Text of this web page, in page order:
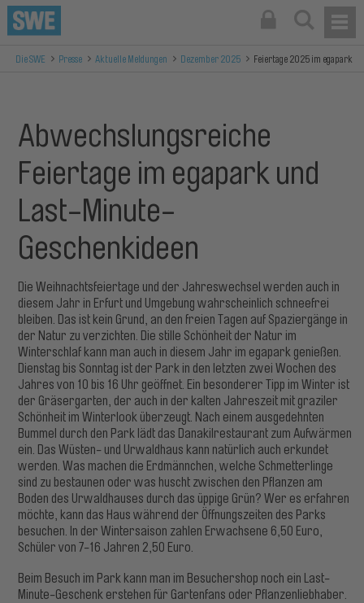
Die SWE Presse Aktuelle Meldungen Dezember 2025 Feiertage 2025 im egapark
Abwechslungsreiche
Feiertage im egapark und
Last-Minute-
Geschenkideen
Die Weihnachtsfeiertage und der Jahreswechsel werden auch in
diesem Jahr in Erfurt und Umgebung wahrscheinlich schneefrei
bleiben. Das ist kein Grund, an den freien Tagen auf Spaziergänge in
der Natur zu verzichten. Die stille Schönheit der Natur im
Winterschlaf kann man auch in diesem Jahr im egapark genießen.
Dienstag bis Sonntag ist der Park in den letzten zwei Wochen des
Jahres von 10 bis 16 Uhr geöffnet. Ein besonderer Tipp im Winter ist
der Gräsergarten, der auch in der kalten Jahreszeit mit graziler
Schönheit im Winterlook überzeugt. Nach einem ausgedehnten
Bummel durch den Park lädt das Danakilrestaurant zum Aufwärmen
ein. Das Wüsten- und Urwaldhaus kann natürlich auch erkundet
werden. Was machen die Erdmännchen, welche Schmetterlinge
sind zu bestaunen oder was huscht zwischen den Pflanzen am
Boden des Urwaldhauses durch das üppige Grün? Wer es erfahren
möchte, kann das Haus während der Öffnungszeiten des Parks
besuchen. In der Wintersaison zahlen Erwachsene 6,50 Euro,
Schüler von 7-16 Jahren 2,50 Euro.
Beim Besuch im Park kann man im Besuchershop noch ein Last-
Minute-Geschenk erstehen für Gartenfans oder Pflanzenliebhaber.